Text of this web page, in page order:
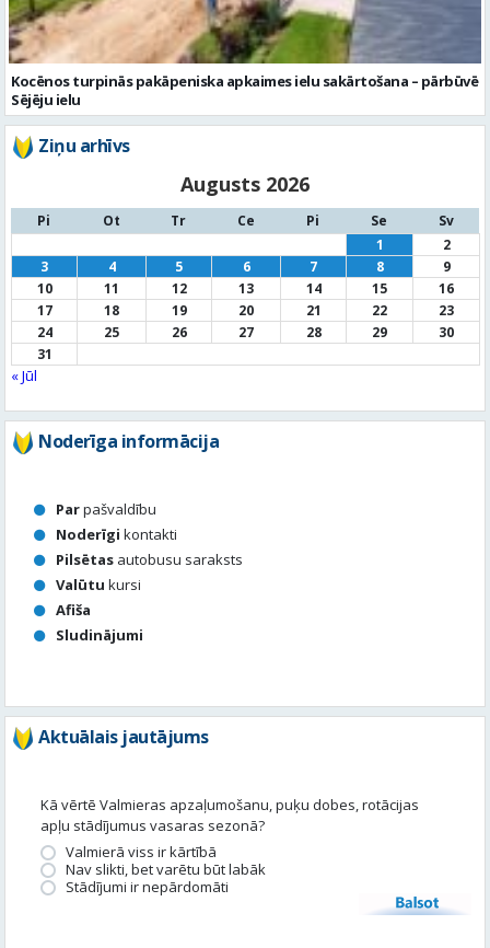
Kocēnos turpinās pakāpeniska apkaimes ielu sakārtošana – pārbūvē
Sējēju ielu
Ziņu arhīvs
Augusts 2026
Pi Ot Tr Ce Pi Se
Sv
1
2
3
4 5 6 7 8
9
10
11 12 13 14 15
16
17
18 19 20 21 22
23
24
25 26 27 28 29
30
31
« Jūl
Noderīga informācija
Parpašvaldību
Noderīgi kontakti
Pilsētas autobusu saraksts
Valūtu kursi
Afiša
Sludinājumi
Aktuālais jautājums
Kā vērtē Valmieras apzaļumošanu, puķu dobes, rotācijas
apļu stādījumus vasaras sezonā?
Valmierā viss ir kārtībā
Nav slikti, bet varētu būt labāk
Stādījumi ir nepārdomāti
Balsot